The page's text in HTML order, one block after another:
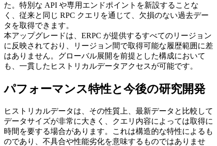
た。特別な API や専用エンドポイントを新設することな
く、従来と同じ RPC クエリを通じて、欠損のない過去デー
タを取得できます。
本アップグレードは、ERPC が提供するすべてのリージョン
に反映されており、リージョン間で取得可能な履歴範囲に差
はありません。グローバル展開を前提とした構成において
も、一貫したヒストリカルデータアクセスが可能です。
パフォーマンス特性と今後の研究開発
ヒストリカルデータは、その性質上、最新データと比較して
データサイズが非常に大きく、クエリ内容によっては取得に
時間を要する場合があります。これは構造的な特性によるも
のであり、不具合や性能劣化を意味するものではありませ